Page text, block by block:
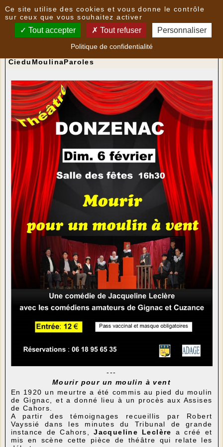
Nouvelles
La Compagnie du Moulin à... Paroles joue à
CieduMoulinaParoles
---
Mourir pour un moulin à vent
En 1920 un meurtre a été commis au pied du moulin
de Gignac, et a donné lieu à un procès aux Assises
de Cahors.
A partir des témoignages recueillis par Robert
Vayssié dans les minutes du Tribunal de grande
instance de Cahors,Jacqueline Leclère
a créé et
mis en scène cette pièce de théâtre qui relate les
Ce site utilise des cookies et vous donne le contrôle
sur ceux que vous souhaitez activer
Tout accepter Tout refuser Personnaliser
Politique de confidentialité